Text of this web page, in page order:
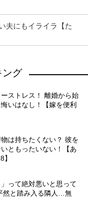
夫にもイライラ【た
ング
ストレス！ 離婚から始
いはなし！【嫁を便利
は持ちたくない？ 彼を
ともったいない！【あ
って絶対悪いと思って
然と踏み入る隣人…無